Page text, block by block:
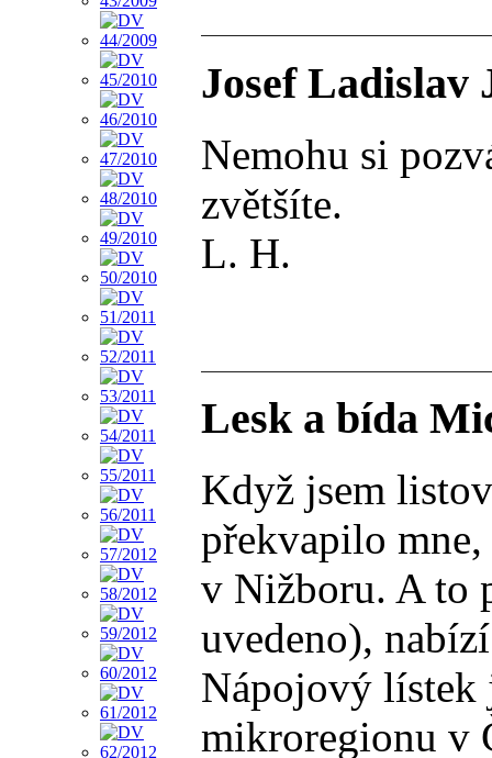
Josef Ladislav
Nemohu si
zvětšíte.
L. H.
Lesk a bída
Když jsem
překvapilo mne,
v Nižboru. A to
uvedeno),
Nápojový lístek
mikroregionu v